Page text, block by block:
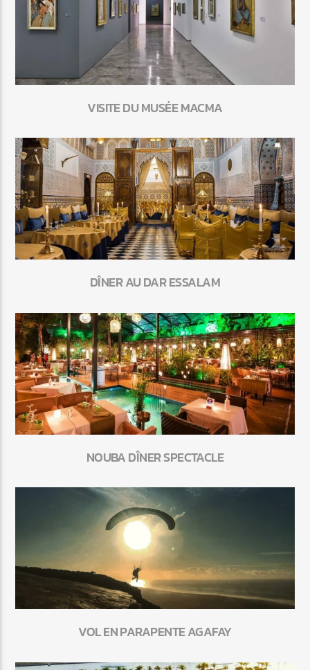
VISITE DU MUSÉE MACMA
DÎNER AU DAR ESSALAM
NOUBA DÎNER SPECTACLE
VOL EN PARAPENTE AGAFAY